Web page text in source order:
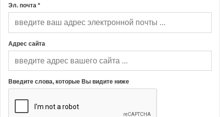
Эл. почта *
Адрес сайта
Введите слова, которые Вы видите ниже